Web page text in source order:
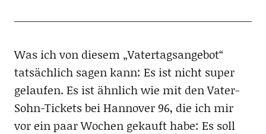
Was ich von diesem „Vatertagsangebot“
tatsächlich sagen kann: Es ist nicht super
gelaufen. Es ist ähnlich wie mit den Vater-
Sohn-Tickets bei Hannover 96, die ich mir
vor ein paar Wochen gekauft habe: Es soll